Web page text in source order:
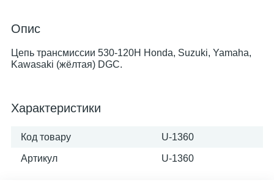
Опис
Цепь трансмиссии 530-120H Honda, Suzuki, Yamaha,
Kawasaki (жёлтая) DGC.
Характеристики
Код товару U-1360
Артикул U-1360